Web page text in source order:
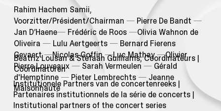
Rahim Hachem Samii,
Voorzitter/Président/Chairman — Pierre De Bandt —
Jan D’Haene— Frédéric de Roos —Olivia Wahnon de
Oliveira — Lulu Aertgeerts — Bernard Fierens
Gevaert—Nicolas Goffin—Luc Mathay—Olivier
Pierre Louveaux — Sarah Vermeulen — Gérald
d'Hemptinne — Pieter Lembrechts — Jeanne
Maisonhaute
Beatriz Lousan & Stefaan Guilliams, Coordinateurs |
Coördinatoren
Institutionele Partners van de concertenreeks |
Partenaires institutionnels de la série de concerts |
Institutional partners of the concert series